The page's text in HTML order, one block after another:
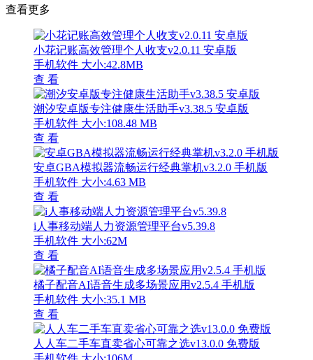
查看更多
小花记账高效管理个人收支v2.0.11 安卓版
手机软件 大小:42.8MB
查 看
潮汐安卓版专注健康生活助手v3.38.5 安卓版
手机软件 大小:108.48 MB
查 看
安卓GBA模拟器流畅运行经典掌机v3.2.0 手机版
手机软件 大小:4.63 MB
查 看
i人事移动端人力资源管理平台v5.39.8
手机软件 大小:62M
查 看
橘子配音AI语音生成多场景应用v2.5.4 手机版
手机软件 大小:35.1 MB
查 看
人人车二手车直卖省心可靠之选v13.0.0 免费版